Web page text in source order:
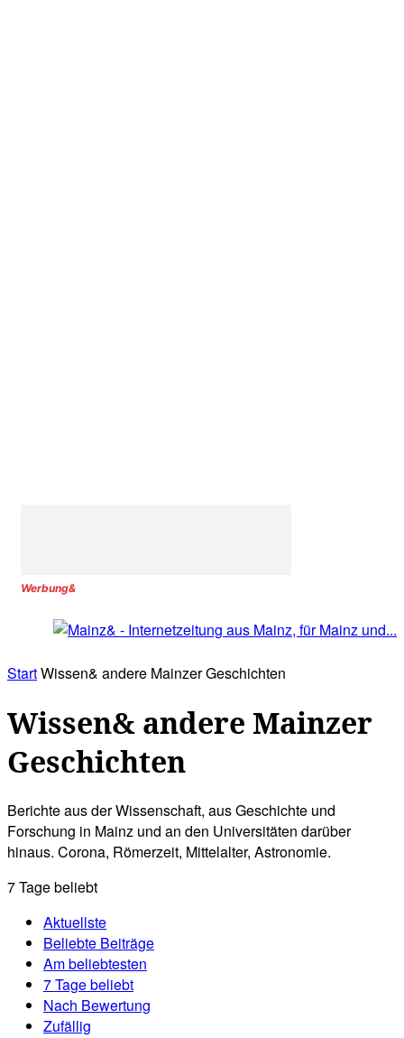
Werbung&
StartWissen& andere Mainzer Geschichten
Wissen& andere Mainzer
Geschichten
Berichte aus der Wissenschaft, aus Geschichte und
Forschung in Mainz und an den Universitäten darüber
hinaus. Corona, Römerzeit, Mittelalter, Astronomie.
7 Tage beliebt
Aktuellste
Beliebte Beiträge
Am beliebtesten
7 Tage beliebt
Nach Bewertung
Zufällig